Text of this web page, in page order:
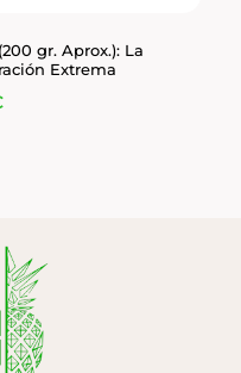
gr. Aprox.): La
Extrema